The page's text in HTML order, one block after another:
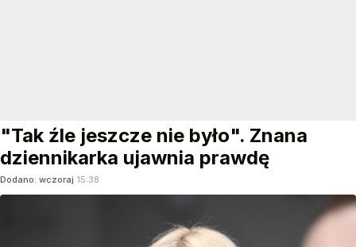
"Tak źle jeszcze nie było". Znana
dziennikarka ujawnia prawdę
Dodano: wczoraj 15:38